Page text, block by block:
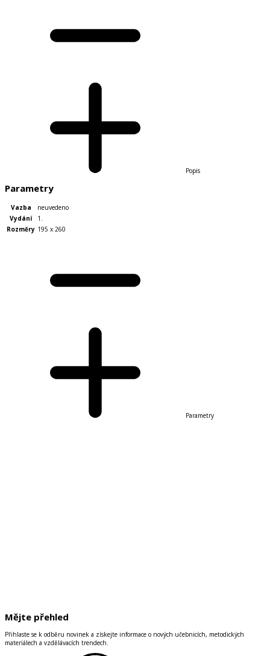
Popis
Parametry
Vazba
neuvedeno
Vydání
1.
Rozměry 195 x 260
Parametry
Mějte přehled
Přihlaste se k odběru novinek a získejte informace o nových učebnicích, metodických
materiálech a vzdělávacích trendech.